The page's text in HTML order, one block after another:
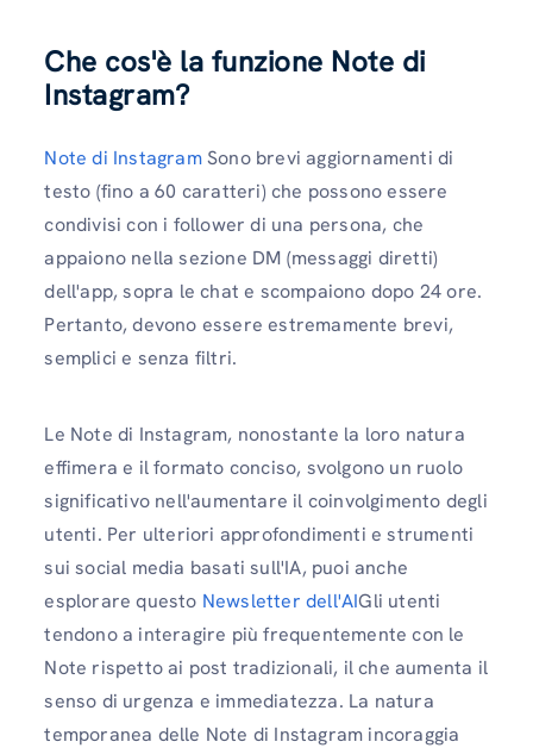
Che cos'è la funzione Note di
Instagram?
Note di InstagramSono brevi aggiornamenti di
testo (fino a 60 caratteri) che possono essere
condivisi con i follower di una persona, che
appaiono nella sezione DM (messaggi diretti)
dell'app, sopra le chat e scompaiono dopo 24 ore.
Pertanto, devono essere estremamente brevi,
semplici e senza filtri.
Le Note di Instagram, nonostante la loro natura
effimera e il formato conciso, svolgono un ruolo
significativo nell'aumentare il coinvolgimento degli
utenti. Per ulteriori approfondimenti e strumenti
sui social media basati sull'IA, puoi anche
esplorare questo Newsletter dell'AIGli utenti
tendono a interagire più frequentemente con le
Note rispetto ai post tradizionali, il che aumenta il
senso di urgenza e immediatezza. La natura
temporanea delle Note di Instagram incoraggia